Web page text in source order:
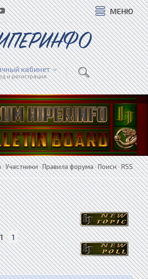
МЕНЮ
кабинет
и регистрация
·Участники·Правила форума·Поиск·RSS
1 1